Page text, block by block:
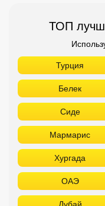
ТОП
Турция
Белек
Сиде
Мармарис
Хургада
ОАЭ